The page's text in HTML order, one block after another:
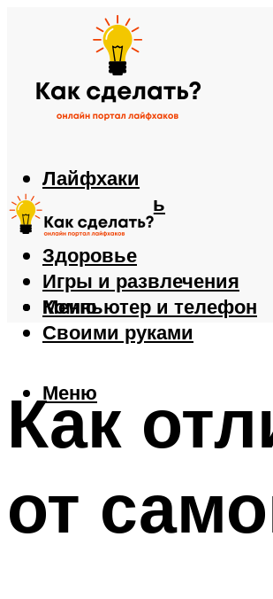
Лайфхаки
Автомобиль
Еда
Здоровье
Игры и развлечения
Компьютер и телефон
Своими руками
Меню
Меню
Как
от